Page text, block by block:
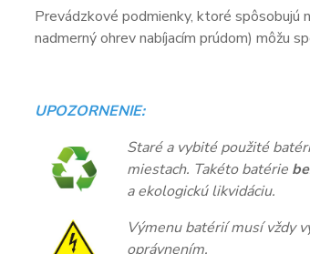
Prevádzkové podmienky, ktoré
nadmerný ohrev nabíjacím prúdom) môžu
UPOZORNENIE:
Staré a vybité použité
miestach. Takéto batérie
a ekologickú likvidáciu.
Výmenu batérií musí vždy
oprávnením.